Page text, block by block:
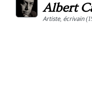
Albert
Artiste, écrivain